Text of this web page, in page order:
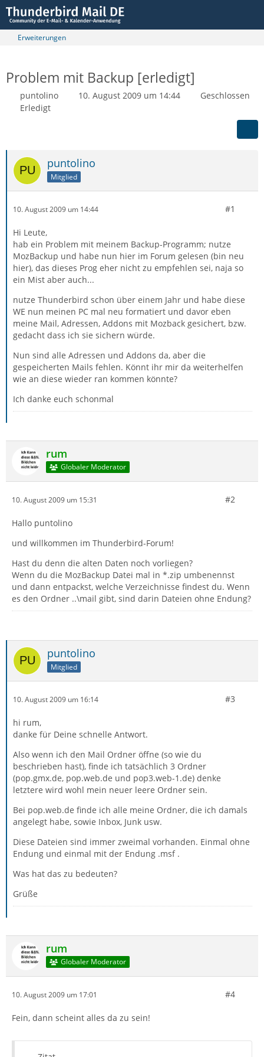
Erweiterungen
Problem mit Backup [erledigt]
puntolino 10. August 2009 um 14:44
Geschlossen
Erledigt
puntolino
Mitglied
10. August 2009 um 14:44 #1
Hi Leute,
hab ein Problem mit meinem Backup-Programm; nutze
MozBackup und habe nun hier im Forum gelesen (bin neu
hier), das dieses Prog eher nicht zu empfehlen sei, naja so
ein Mist aber auch...
nutze Thunderbird schon über einem Jahr und habe diese
WE nun meinen PC mal neu formatiert und davor eben
meine Mail, Adressen, Addons mit Mozback gesichert, bzw.
gedacht dass ich sie sichern würde.
Nun sind alle Adressen und Addons da, aber die
gespeicherten Mails fehlen. Könnt ihr mir da weiterhelfen
wie an diese wieder ran kommen könnte?
Ich danke euch schonmal
rum
Globaler Moderator
10. August 2009 um 15:31 #2
Hallo puntolino
und willkommen im Thunderbird-Forum!
Hast du denn die alten Daten noch vorliegen?
Wenn du die MozBackup Datei mal in *.zip umbenennst
und dann entpackst, welche Verzeichnisse findest du. Wenn
es den Ordner ..\mail gibt, sind darin Dateien ohne Endung?
puntolino
Mitglied
10. August 2009 um 16:14 #3
hi rum,
danke für Deine schnelle Antwort.
Also wenn ich den Mail Ordner öffne (so wie du
beschrieben hast), finde ich tatsächlich 3 Ordner
(pop.gmx.de, pop.web.de und pop3.web-1.de) denke
letztere wird wohl mein neuer leere Ordner sein.
Bei pop.web.de finde ich alle meine Ordner, die ich damals
angelegt habe, sowie Inbox, Junk usw.
Diese Dateien sind immer zweimal vorhanden. Einmal ohne
Endung und einmal mit der Endung .msf .
Was hat das zu bedeuten?
Grüße
rum
Globaler Moderator
10. August 2009 um 17:01 #4
Fein, dann scheint alles da zu sein!